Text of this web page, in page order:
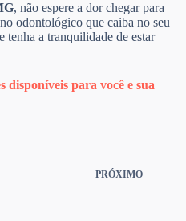
, não espere a dor chegar para
odontológico que caiba no seu
tenha a tranquilidade de estar
disponíveis para você e sua
PRÓXIMO